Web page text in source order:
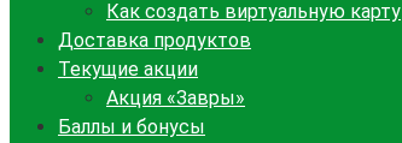
Как создать виртуальную карту
Доставка продуктов
Текущие акции
Акция «Завры»
Баллы и бонусы